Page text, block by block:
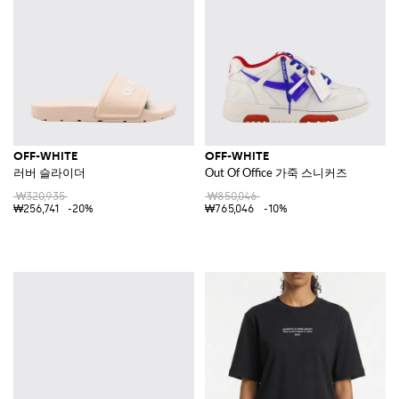
OFF-WHITE
러버 슬라이더
₩320,935
₩256,741
-20%
OFF-WHITE
Out Of Office 가죽 스니커즈
₩850,046
₩765,046
-10%